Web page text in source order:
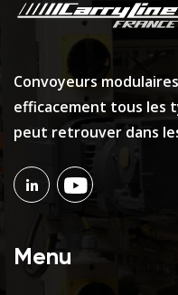
Convoyeurs
efficacement tous les
peut retrouver dans
Menu